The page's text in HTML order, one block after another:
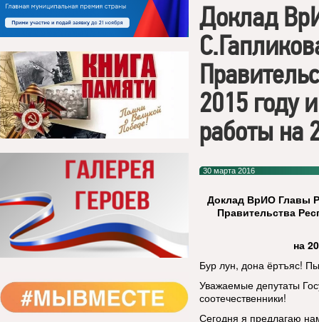
Доклад
2015 году
работы на
30 марта 2016
Доклад ВрИО Главы
Правительства
на
Бур лун, дона ёртъяс!
Уважаемые депутаты
соотечественники!
Сегодня я предлагаю